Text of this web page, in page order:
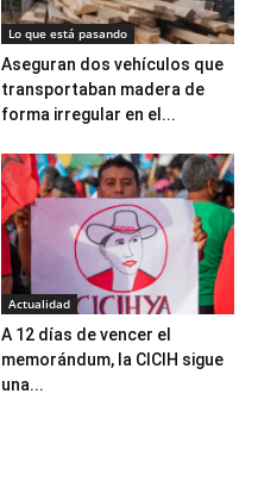
Lo que está pasando
Aseguran dos vehículos que
transportaban madera de
forma irregular en el...
Actualidad
A 12 días de vencer el
memorándum, la CICIH sigue
una...